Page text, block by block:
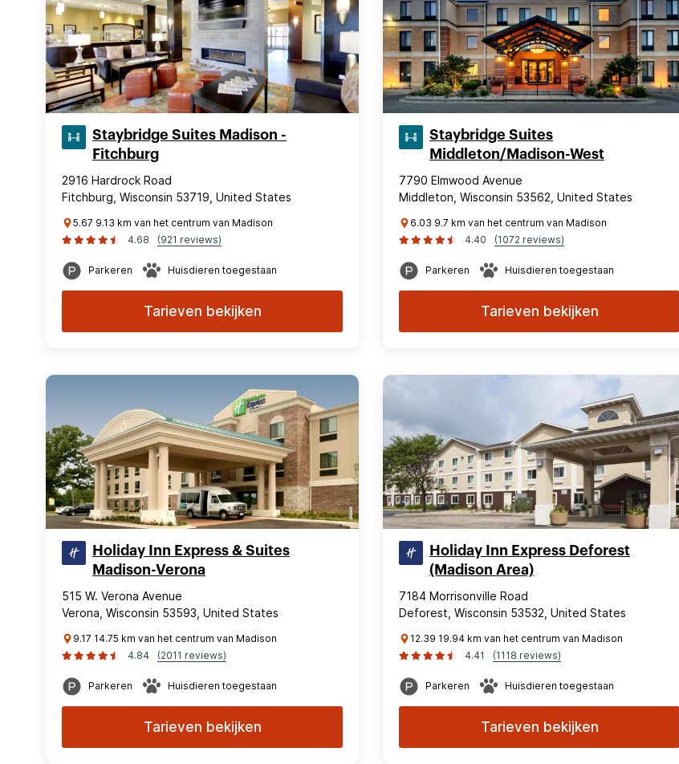
Staybridge Suites Madison -
Fitchburg
2916 Hardrock Road
Fitchburg, Wisconsin 53719, United States
5.67 9.13 km van het centrum van Madison
4.68
(921 reviews)
Parkeren Huisdieren toegestaan
Tarieven bekijken
Staybridge Suites
Middleton/Madison-West
7790 Elmwood Avenue
Middleton, Wisconsin 53562, United States
6.03 9.7 km van het centrum van Madison
4.40
(1072 reviews)
Parkeren Huisdieren toegestaan
Tarieven bekijken
Holiday Inn Express & Suites
Madison-Verona
515 W. Verona Avenue
Verona, Wisconsin 53593, United States
9.17 14.75 km van het centrum van Madison
4.84
(2011 reviews)
Parkeren Huisdieren toegestaan
Tarieven bekijken
Holiday Inn Express Deforest
(Madison Area)
7184 Morrisonville Road
Deforest, Wisconsin 53532, United States
12.39 19.94 km van het centrum van Madison
4.41
(1118 reviews)
Parkeren Huisdieren toegestaan
Tarieven bekijken